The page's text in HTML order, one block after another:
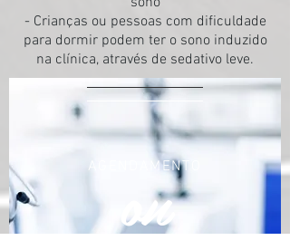
- Crianças ou pessoas com dificuldade
para dormir podem ter o sono induzido
na clínica, através de sedativo leve.
AGENDAMENTO
on